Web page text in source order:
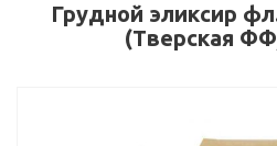
Грудной эликсир
(Тверская